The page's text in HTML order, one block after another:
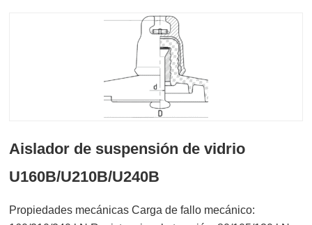
Aislador de suspensión de vidrio
U160B/U210B/U240B
Propiedades mecánicas Carga de fallo mecánico: